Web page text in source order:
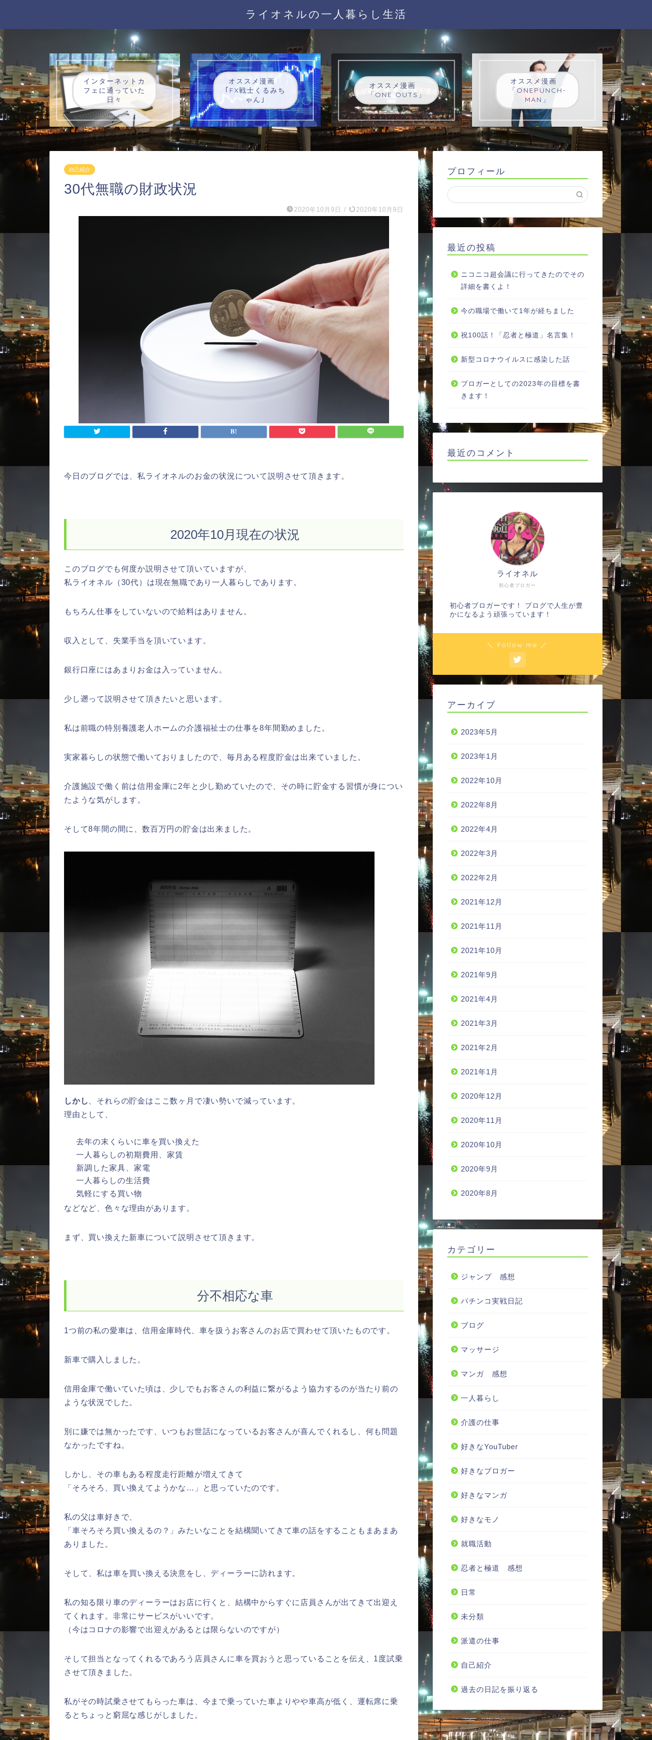
ライオネルの一人暮らし生活
インターネットカ
フェに通っていた
日々
オススメ漫画
｢FX戦士くるみち
ゃん｣
オススメ漫画
「ONE OUTS」
オススメ漫画
「ONEPUNCH-
MAN」
自己紹介
30代無職の財政状況
2020年10月9日 / 2020年10月9日
今日のブログでは、私ライオネルのお金の状況について説明させて頂きます。
2020年10月現在の状況
このブログでも何度か説明させて頂いていますが、
私ライオネル（30代）は現在無職であり一人暮らしであります。
もちろん仕事をしていないので給料はありません。
収入として、失業手当を頂いています。
銀行口座にはあまりお金は入っていません。
少し遡って説明させて頂きたいと思います。
私は前職の特別養護老人ホームの介護福祉士の仕事を8年間勤めました。
実家暮らしの状態で働いておりましたので、毎月ある程度貯金は出来ていました。
介護施設で働く前は信用金庫に2年と少し勤めていたので、その時に貯金する習慣が身につい
たような気がします。
そして8年間の間に、数百万円の貯金は出来ました。
しかし
、それらの貯金はここ数ヶ月で凄い勢いで減っています。
理由として、
去年の末くらいに車を買い換えた
一人暮らしの初期費用、家賃
新調した家具、家電
一人暮らしの生活費
気軽にする買い物
などなど、色々な理由があります。
まず、買い換えた新車について説明させて頂きます。
分不相応な車
1つ前の私の愛車は、信用金庫時代、車を扱うお客さんのお店で買わせて頂いたものです。
新車で購入しました。
信用金庫で働いていた頃は、少しでもお客さんの利益に繋がるよう協力するのが当たり前の
ような状況でした。
別に嫌では無かったです、いつもお世話になっているお客さんが喜んでくれるし、何も問題
なかったですね。
しかし、その車もある程度走行距離が増えてきて
「そろそろ、買い換えてようかな…」と思っていたのです。
私の父は車好きで、
「車そろそろ買い換えるの？」みたいなことを結構聞いてきて車の話をすることもまあまあ
ありました。
そして、私は車を買い換える決意をし、ディーラーに訪れます。
私の知る限り車のディーラーはお店に行くと、結構中からすぐに店員さんが出てきて出迎え
てくれます。非常にサービスがいいです。
（今はコロナの影響で出迎えがあるとは限らないのですが）
そして担当となってくれるであろう店員さんに車を買おうと思っていることを伝え、1度試乗
させて頂きました。
私がその時試乗させてもらった車は、今まで乗っていた車よりやや車高が低く、運転席に乗
るとちょっと窮屈な感じがしました。
プロフィール
最近の投稿
ニコニコ超会議に行ってきたのでその
詳細を書くよ！
今の職場で働いて1年が経ちました
祝100話！「忍者と極道」名言集！
新型コロナウイルスに感染した話
ブロガーとしての2023年の目標を書
きます！
最近のコメント
初心者ブロガー
ライオネル
初心者ブロガーです！ ブログで人生が豊
かになるよう頑張っています！
＼ Follow me ／
アーカイブ
2023年5月
2023年1月
2022年10月
2022年8月
2022年4月
2022年3月
2022年2月
2021年12月
2021年11月
2021年10月
2021年9月
2021年4月
2021年3月
2021年2月
2021年1月
2020年12月
2020年11月
2020年10月
2020年9月
2020年8月
カテゴリー
ジャンプ 感想
パチンコ実戦日記
ブログ
マッサージ
マンガ 感想
一人暮らし
介護の仕事
好きなYouTuber
好きなブロガー
好きなマンガ
好きなモノ
就職活動
忍者と極道 感想
日常
未分類
派遣の仕事
自己紹介
過去の日記を振り返る